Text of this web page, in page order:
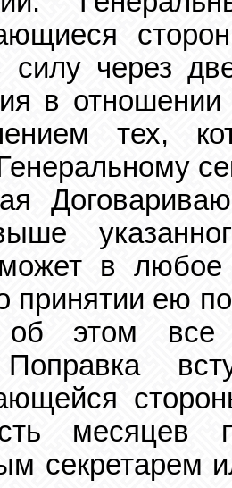
силу через
в
тех,
в любое
принятии ею
об этом все
Поправка
месяцев
секретарем